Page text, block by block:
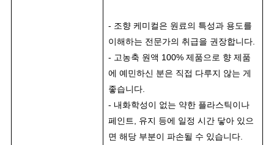
- 조향 케미컬은 원료의 특성과 용도를
이해하는 전문가의 취급을 권장합니다.
- 고농축 원액 100% 제품으로 향 제품
에 예민하신 분은 직접 다루지 않는 게
좋습니다.
- 내화학성이 없는 약한 플라스틱이나
페인트, 유지 등에 일정 시간 닿아 있으
면 해당 부분이 파손될 수 있습니다.